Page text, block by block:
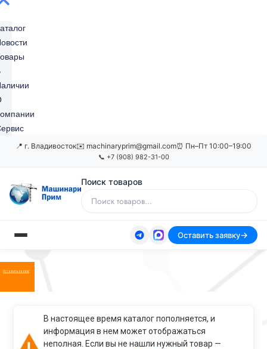
📍 г. Владивосток✉️ machinaryprim@gmail.com⏰ Пн–Пт 10:00–19:00
📞 +7 (908) 982-31-00
Поиск товаров
Оставить заявку
Оставить заявку
В настоящее время каталог пополняется, и
информация в нем может отображаться
неполная. Если вы не нашли нужный товар —